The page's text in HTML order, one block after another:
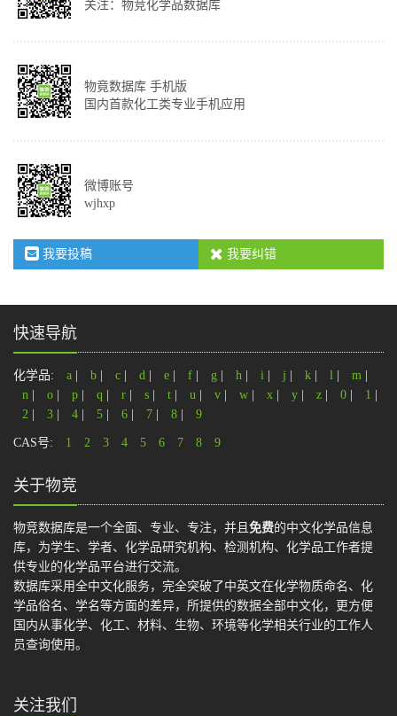
关注：物竞化学品数据库
物竟数据库 手机版
国内首款化工类专业手机应用
微博账号
wjhxp
我要投稿 我要纠错
快速导航
化学品: a b c d e f g h i j k l m
n
o p q r s t u v w x y z 0 1
2
3 4 5 6 7 8 9
CAS号: 1 2 3 4 5 6 7 8 9
关于物竞
物竞数据库是一个全面、专业、专注，并且 免费的中文化学品信息
库，为学生、学者、化学品研究机构、检测机构、化学品工作者提
供专业的化学品平台进行交流。
数据库采用全中文化服务，完全突破了中英文在化学物质命名、化
学品俗名、学名等方面的差异，所提供的数据全部中文化，更方便
国内从事化学、化工、材料、生物、环境等化学相关行业的工作人
员查询使用。
关注我们